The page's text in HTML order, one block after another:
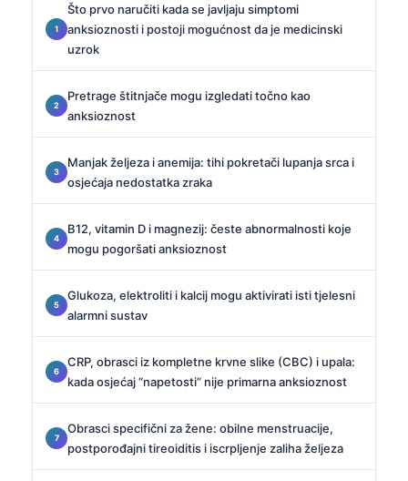
Što prvo naručiti kada se javljaju simptomi
anksioznosti i postoji mogućnost da je medicinski
uzrok
Pretrage štitnjače mogu izgledati točno kao
anksioznost
Manjak željeza i anemija: tihi pokretači lupanja srca i
osjećaja nedostatka zraka
B12, vitamin D i magnezij: česte abnormalnosti koje
mogu pogoršati anksioznost
Glukoza, elektroliti i kalcij mogu aktivirati isti tjelesni
alarmni sustav
CRP, obrasci iz kompletne krvne slike (CBC) i upala:
kada osjećaj “napetosti” nije primarna anksioznost
Obrasci specifični za žene: obilne menstruacije,
postporođajni tireoiditis i iscrpljenje zaliha željeza